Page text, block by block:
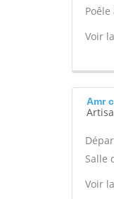
Voir
Amr
Salle
Voir